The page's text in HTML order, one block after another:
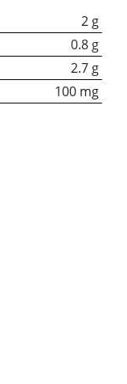
2 g
0.8 g
2.7 g
100 mg